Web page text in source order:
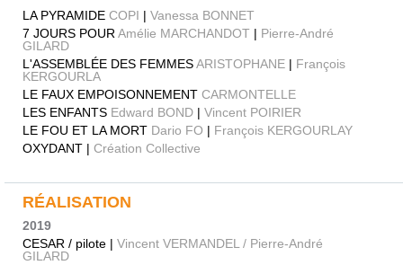
LA PYRAMIDE COPI | Vanessa BONNET
7 JOURS POURAmélie MARCHANDOT | Pierre-André
GILARD
L'ASSEMBLÉE DES FEMMESARISTOPHANE | François
KERGOURLA
LE FAUX EMPOISONNEMENT CARMONTELLE
LES ENFANTS Edward BOND | Vincent POIRIER
LE FOU ET LA MORT Dario FO | François KERGOURLAY
OXYDANT | Création Collective
RÉALISATION
2019
CESAR / pilote | Vincent VERMANDEL / Pierre-André
GILARD